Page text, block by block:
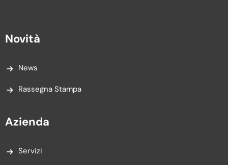
Novità
News
Rassegna Stampa
Azienda
Servizi